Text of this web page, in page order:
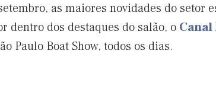
as maiores novidades do setor
dentro dos destaques do salão, o Canal
Paulo Boat Show, todos os dias.